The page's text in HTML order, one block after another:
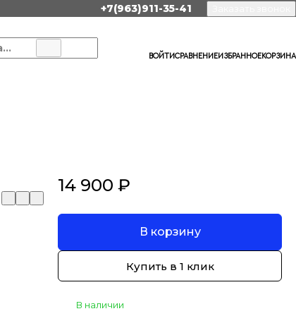
+7(963)911-35-41
Каталог
ВОЙТИСРАВНЕНИЕИЗБРАННОЕКОРЗИНА
14 900 ₽
В корзину
Купить в 1 клик
В наличии